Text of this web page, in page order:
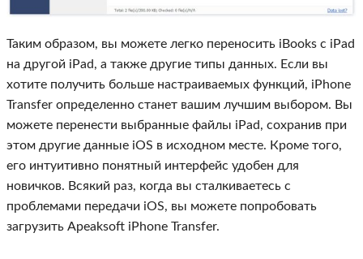
Таким образом, вы можете легко переносить iBooks с iPad
на другой iPad, а также другие типы данных. Если вы
хотите получить больше настраиваемых функций, iPhone
Transfer определенно станет вашим лучшим выбором. Вы
можете перенести выбранные файлы iPad, сохранив при
этом другие данные iOS в исходном месте. Кроме того,
его интуитивно понятный интерфейс удобен для
новичков. Всякий раз, когда вы сталкиваетесь с
проблемами передачи iOS, вы можете попробовать
загрузить Apeaksoft iPhone Transfer.